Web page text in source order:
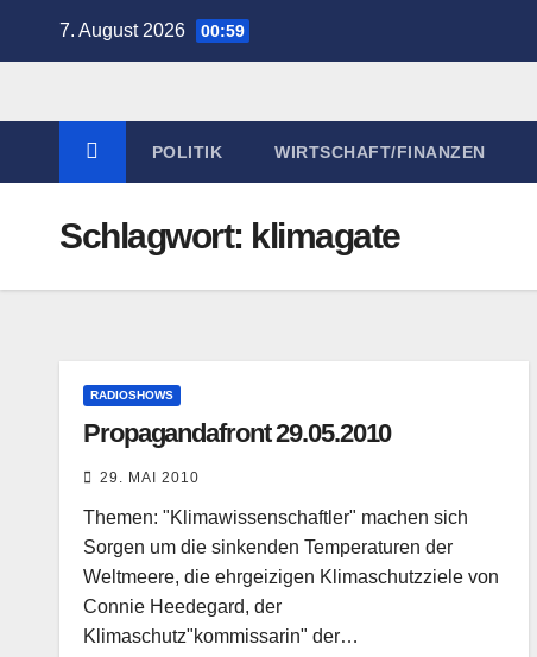
7. August 2026 00:59
POLITIK WIRTSCHAFT/FINANZEN
Schlagwort: klimagate
RADIOSHOWS
Propagandafront 29.05.2010
29. MAI 2010
Themen: "Klimawissenschaftler" machen sich
Sorgen um die sinkenden Temperaturen der
Weltmeere, die ehrgeizigen Klimaschutzziele von
Connie Heedegard, der
Klimaschutz"kommissarin" der…